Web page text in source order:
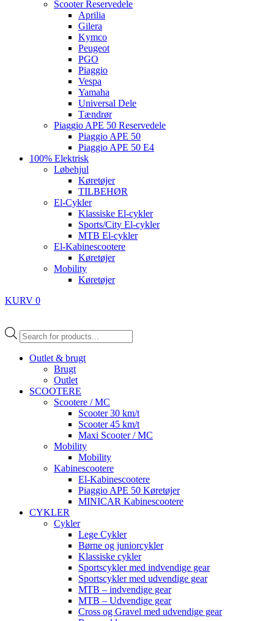
Scooter Reservedele
Aprilia
Gilera
Kymco
Peugeot
PGO
Piaggio
Vespa
Yamaha
Universal Dele
Tændrør
Piaggio APE 50 Reservedele
Piaggio APE 50
Piaggio APE 50 E4
100% Elektrisk
Løbehjul
Køretøjer
TILBEHØR
El-Cykler
Klassiske El-cykler
Sports/City El-cykler
MTB El-cykler
El-Kabinescootere
Køretøjer
Mobility
Køretøjer
KURV 0
Products
search
Outlet & brugt
Brugt
Outlet
SCOOTERE
Scootere / MC
Scooter 30 km/t
Scooter 45 km/t
Maxi Scooter / MC
Mobility
Mobility
Kabinescootere
El-Kabinescootere
Piaggio APE 50 Køretøjer
MINICAR Kabinescootere
CYKLER
Cykler
Lege Cykler
Børne og juniorcykler
Klassiske cykler
Sportscykler med indvendige gear
Sportscykler med udvendige gear
MTB – indvendige gear
MTB – Udvendige gear
Cross og Gravel med udvendige gear